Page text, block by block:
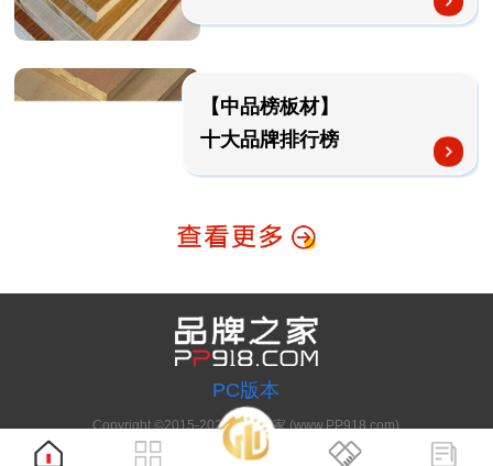
【中品榜板材】
十大品牌排行榜
PC版本
Copyright ©2015-2023 品牌之家 (www.PP918.com)
浙ICP备17049735号-1 经营许可证：浙B2-20201201 浙公网安备